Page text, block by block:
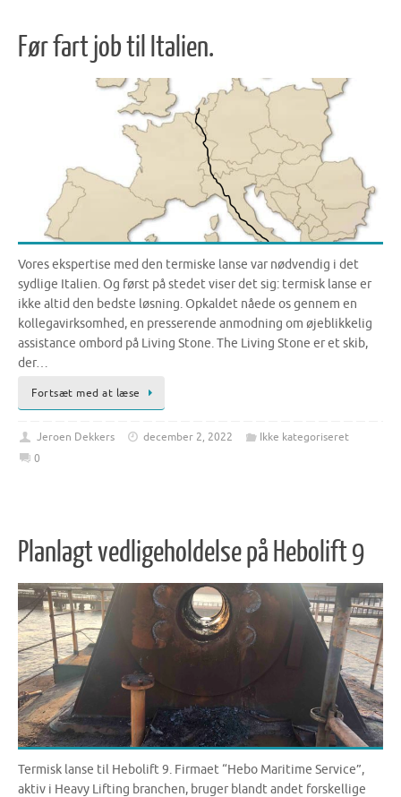
Før fart job til Italien.
Vores ekspertise med den termiske lanse var nødvendig i det
sydlige Italien. Og først på stedet viser det sig: termisk lanse er
ikke altid den bedste løsning. Opkaldet nåede os gennem en
kollegavirksomhed, en presserende anmodning om øjeblikkelig
assistance ombord på Living Stone. The Living Stone er et skib,
der…
Fortsæt med at læse
Jeroen Dekkers december 2, 2022
Ikke kategoriseret
0
Planlagt vedligeholdelse på Hebolift 9
Termisk lanse til Hebolift 9. Firmaet “Hebo Maritime Service”,
aktiv i Heavy Lifting branchen, bruger blandt andet forskellige